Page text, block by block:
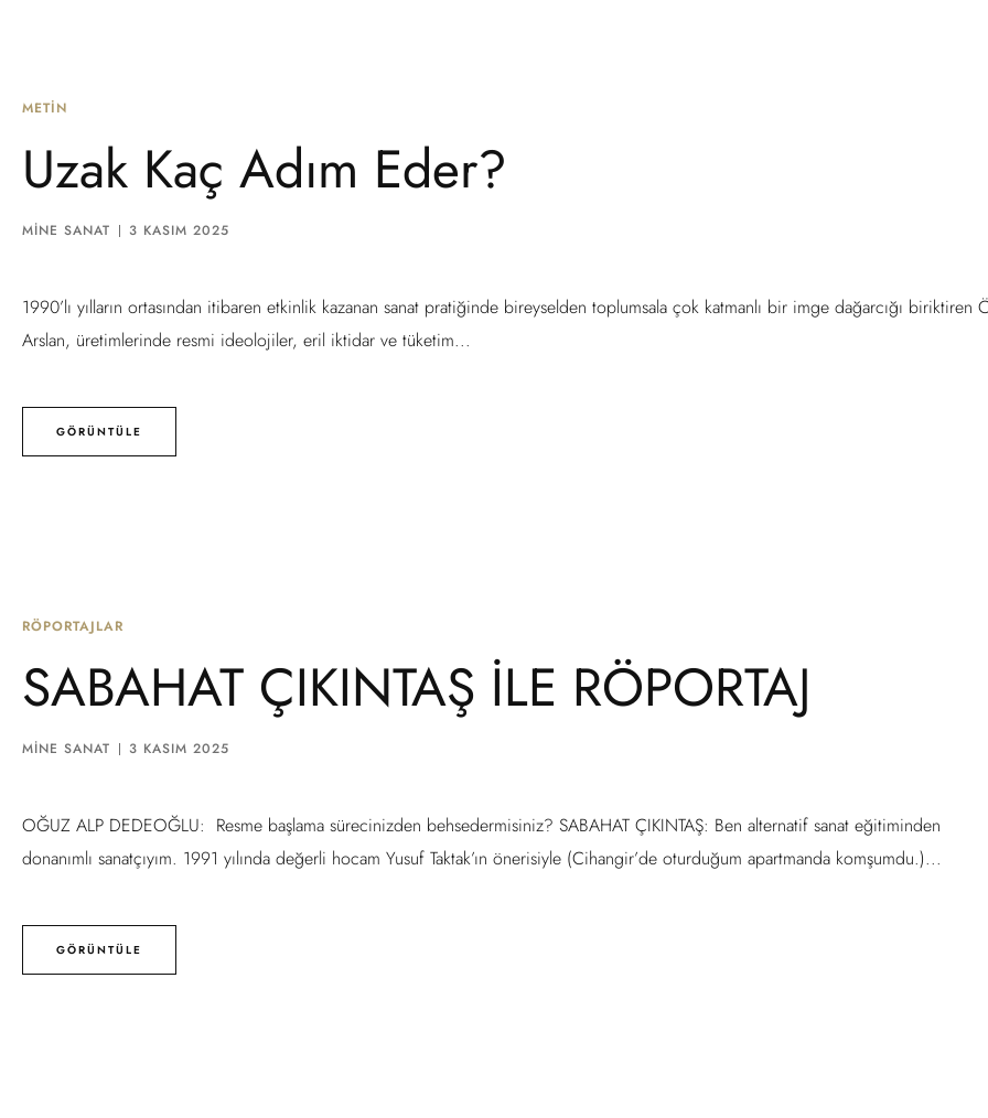
METIN
Uzak Kaç Adım Eder?
MINE SANAT 3 KASIM 2025
1990’lı yılların ortasından itibaren etkinlik kazanan sanat pratiğinde bireyselden toplumsala çok katmanlı bir imge dağarcığı biriktiren
Arslan, üretimlerinde resmi ideolojiler, eril iktidar ve tüketim...
GÖRÜNTÜLE
RÖPORTAJLAR
SABAHAT ÇIKINTAŞ İLE RÖPORTAJ
MINE SANAT 3 KASIM 2025
OĞUZ ALP DEDEOĞLU: Resme başlama sürecinizden behsedermisiniz? SABAHAT ÇIKINTAŞ: Ben alternatif sanat eğitiminden
donanımlı sanatçıyım. 1991 yılında değerli hocam Yusuf Taktak’ın önerisiyle (Cihangir’de oturduğum apartmanda komşumdu.)...
GÖRÜNTÜLE